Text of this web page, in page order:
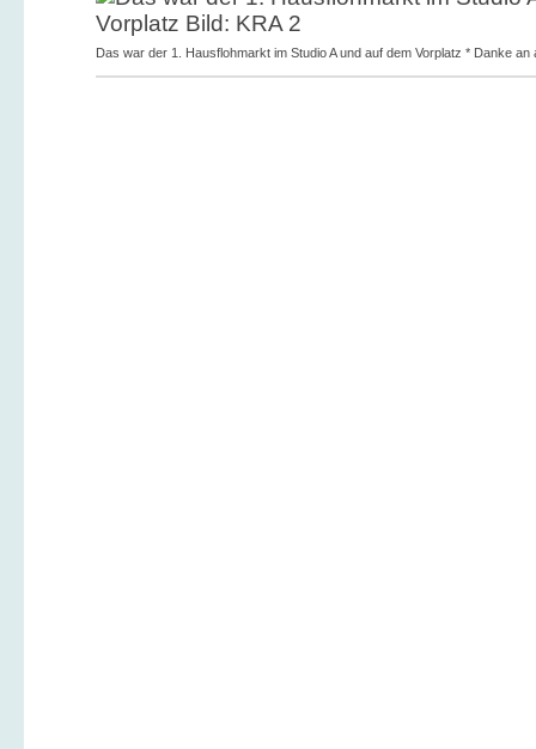
Das war der 1. Hausflohmarkt im Studio A und auf dem Vorplatz * Danke an